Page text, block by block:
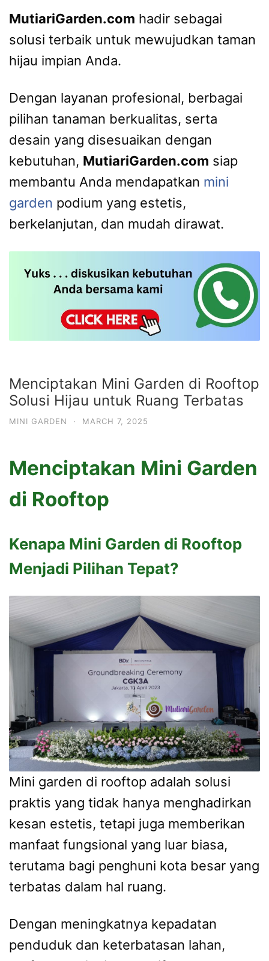
MutiariGarden.com hadir sebagai
solusi terbaik untuk mewujudkan taman
hijau impian Anda.
Dengan layanan profesional, berbagai
pilihan tanaman berkualitas, serta
desain yang disesuaikan dengan
kebutuhan, MutiariGarden.com siap
membantu Anda mendapatkan mini
garden podium yang estetis,
berkelanjutan, dan mudah dirawat.
Menciptakan Mini Garden di Rooftop
Solusi Hijau untuk Ruang Terbatas
MINI GARDEN · MARCH 7, 2025
Menciptakan Mini Garden
di Rooftop
Kenapa Mini Garden di Rooftop
Menjadi Pilihan Tepat?
Mini garden di rooftop adalah solusi
praktis yang tidak hanya menghadirkan
kesan estetis, tetapi juga memberikan
manfaat fungsional yang luar biasa,
terutama bagi penghuni kota besar yang
terbatas dalam hal ruang.
Dengan meningkatnya kepadatan
penduduk dan keterbatasan lahan,